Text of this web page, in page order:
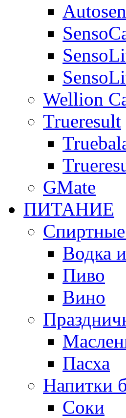
Wellion
Trueresult
GMate
ПИТАНИЕ
Водка
Пиво
Вино
Пасха
Напитки
Соки